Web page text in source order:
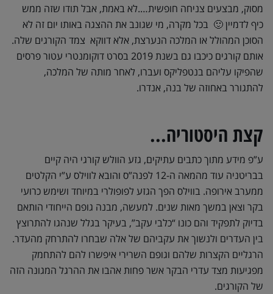
מסוק, מבצעים צניחה חופשית….לא באמת, אבל תודו שזה ממש
כיף לדמיין 🙂 בכל מקרה, מי שגונב את ההצגה באותו יום זה לא
הסוכן המהולל או המלכה הנערצת, אלא דווקא צמד הקורגים שלה.
אותם קורגים כיכבו גם בשנת 2019 בסרט דוקומנטרי עטור פרסים
שהפיקו עליהם בנטפליקס ועברו, לאחר מותה של המלכה,
להתגורר באחוזה של בנה, אנדרו.
קצת היסטוריה...
ע”פ מידע מתוך כתבים עתיקים, גזע הוולש קורגי היה קיים
בבריטניה עוד מהמאה ה-12 לפנה”ס והובא לווילס ע”י הקלטים
ממערב אירופה. בווילס הפך הגזע לפופולרי במיוחד ושימש כרועי
בקר וצאן במשך מאות שנים. למעשה, מבנה גופם הייחודי הותאם
בדיוק לתפקיד והם כונו “כלבי עקב”, בעיקר בגלל שנהגו להתרוצץ
בין העדרים ולנשוך את עקביהם של אלה שבחרו להתרחק מהעדר.
הרגליים הקצרות שלהם וגופם השרירי איפשרו להם להתחמק
מפגיעות מצד עדרי הבקר אשר פחות אהבו את ההרגל המגונה הזה
של הקורגים.